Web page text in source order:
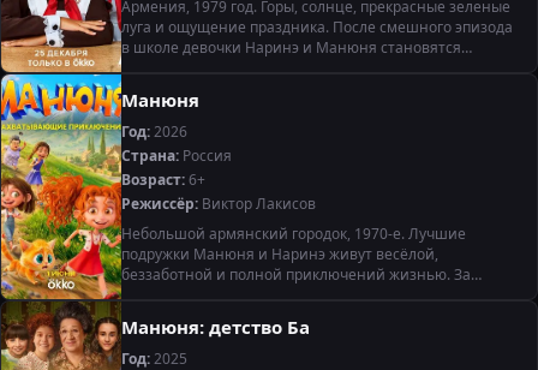
Армения, 1979 год. Горы, солнце, прекрасные зеленые
луга и ощущение праздника. После смешного эпизода
в школе девочки Наринэ и Манюня становятся
Манюня
Год:2026
Страна: Россия
Возраст:6+
Режиссёр: Виктор Лакисов
Небольшой армянский городок, 1970-е. Лучшие
подружки Манюня и Наринэ живут весёлой,
беззаботной и полной приключений жизнью. За
Манюня: детство Ба
Год:2025